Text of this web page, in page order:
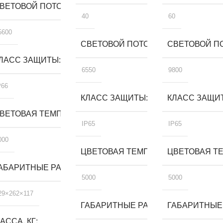
К
ММ
ПОТОК, ЛМ
ЗАЩИТЫ
ТЕМПЕРАТУРА, К
РАЗМЕРЫ, ММ
КГ
40
СВЕТОВОЙ ПОТОК, ЛМ
6550
КЛАСС ЗАЩИТЫ
IP65
ЦВЕТОВАЯ ТЕМПЕРАТУРА, К
5000
ГАБАРИТНЫЕ РАЗМЕРЫ, ММ
60
СВЕТОВОЙ
9800
КЛАСС
IP65
ЦВЕТОВАЯ
5000